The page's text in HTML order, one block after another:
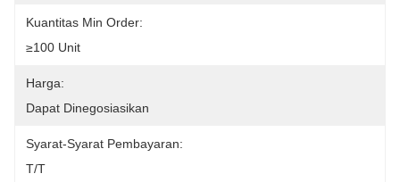
Kuantitas Min Order:
≥100 Unit
Harga:
Dapat Dinegosiasikan
Syarat-Syarat Pembayaran:
T/T